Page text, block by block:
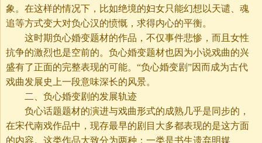
象。在这样的情况下，比如绝境的妇女只能幻想以天谴、魂
追等方式变大对负心汉的愤慨，求得内心的平衡。
这时期负心婚变题材的作品，不仅事件悲惨，而且女性
抗争的激烈也是空前的。负心婚变题材也因为小说戏曲的兴
盛有了正面的完整表现的可能。“负心婚变剧”因而成为古代
戏曲发展史上一段意味深长的风景。
二、负心婚变剧的发展轨迹
负心话题题材的演进与戏曲形式的成熟几乎是同步的，
在宋代南戏作品中，现存最早的剧目大多都表现的是这方面
的内容。这类作品大致分为两种：一类是书生遗弃明媒